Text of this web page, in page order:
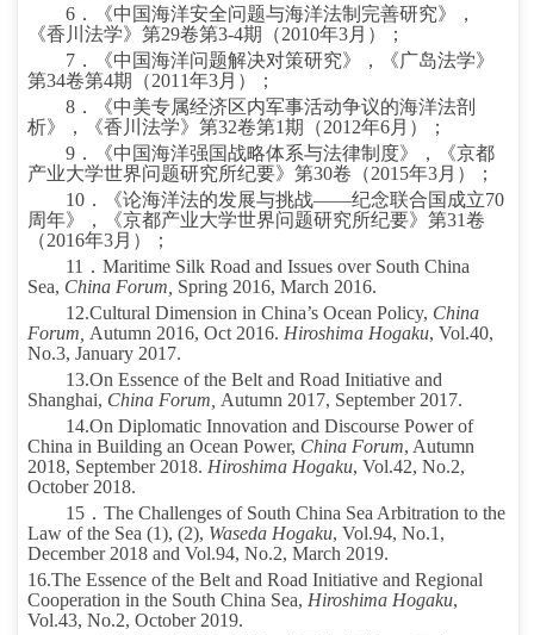
6 ．《中国海洋安全问题与海洋法制完善研究》，
《香川法学》第29卷第3-4期（2010年3月）；
7 ．《中国海洋问题解决对策研究》，《广岛法学》
第34卷第4期（2011年3月）；
8 ．《中美专属经济区内军事活动争议的海洋法剖
析》，《香川法学》第32卷第1期（2012年6月）；
9 ．《中国海洋强国战略体系与法律制度》，《京都
产业大学世界问题研究所纪要》第30卷（2015年3月）；
10 ．《论海洋法的发展与挑战——纪念联合国成立70
周年》，《京都产业大学世界问题研究所纪要》第31卷
（2016年3月）；
11 ．Maritime Silk Road and Issues over South China
Sea, China Forum, Spring 2016, March 2016.
12.Cultural Dimension in China’s Ocean Policy, China
Forum, Autumn 2016, Oct 2016. Hiroshima Hogaku, Vol.40,
No.3, January 2017.
13.On Essence of the Belt and Road Initiative and
Shanghai, China Forum, Autumn 2017, September 2017.
14.On Diplomatic Innovation and Discourse Power of
China in Building an Ocean Power, China Forum, Autumn
2018, September 2018. Hiroshima Hogaku, Vol.42, No.2,
October 2018.
15 ．The Challenges of South China Sea Arbitration to the
Law of the Sea (1), (2), Waseda Hogaku, Vol.94, No.1,
December 2018 and Vol.94, No.2, March 2019.
16.The Essence of the Belt and Road Initiative and Regional
Cooperation in the South China Sea, Hiroshima Hogaku,
Vol.43, No.2, October 2019.